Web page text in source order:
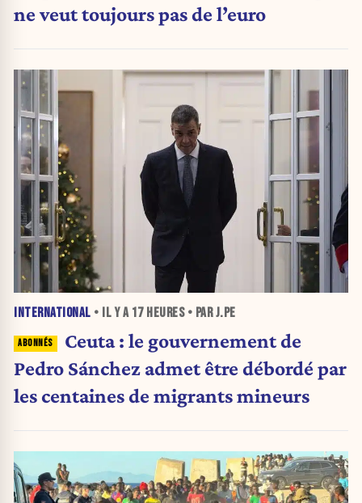
ne veut toujours pas de l’euro
INTERNATIONAL • IL Y A 17 HEURES• PAR J.PE
Ceuta : le gouvernement de
Pedro Sánchez admet être débordé par
les centaines de migrants mineurs